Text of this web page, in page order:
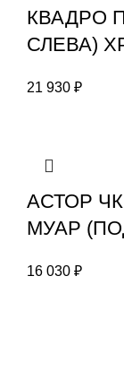
КВАДРО
СЛЕВА)
21 930 ₽
АСТОР
МУАР
16 030 ₽